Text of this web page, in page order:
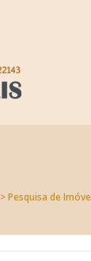
> Pesquisa de